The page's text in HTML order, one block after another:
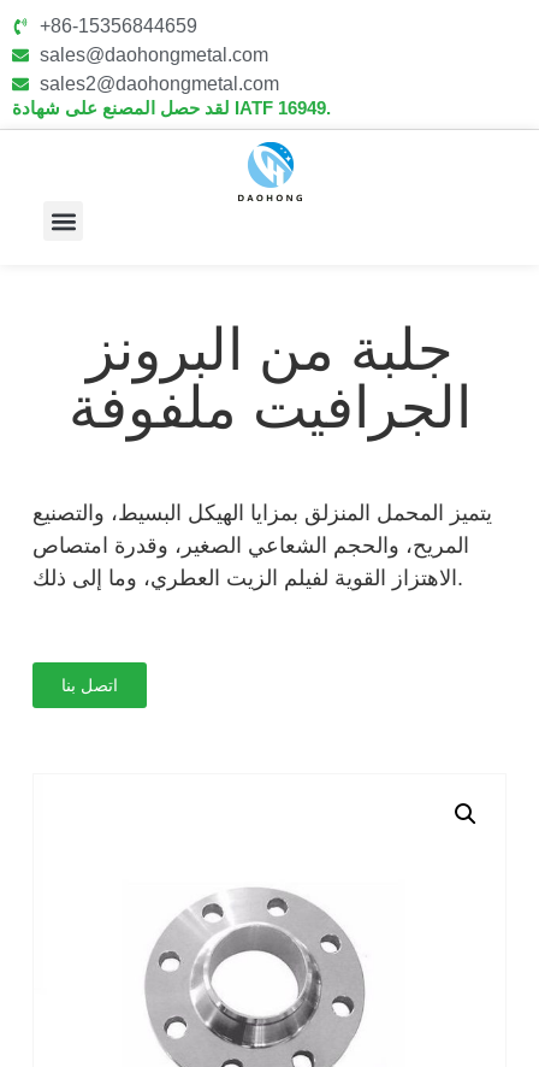
+86-15356844659
sales@daohongmetal.com
sales2@daohongmetal.com
لقد حصل المصنع على شهادة IATF 16949.
جلبة من البرونز
الجرافيت ملفوفة
يتميز المحمل المنزلق بمزايا الهيكل البسيط، والتصنيع
المريح، والحجم الشعاعي الصغير، وقدرة امتصاص
الاهتزاز القوية لفيلم الزيت العطري، وما إلى ذلك.
اتصل بنا